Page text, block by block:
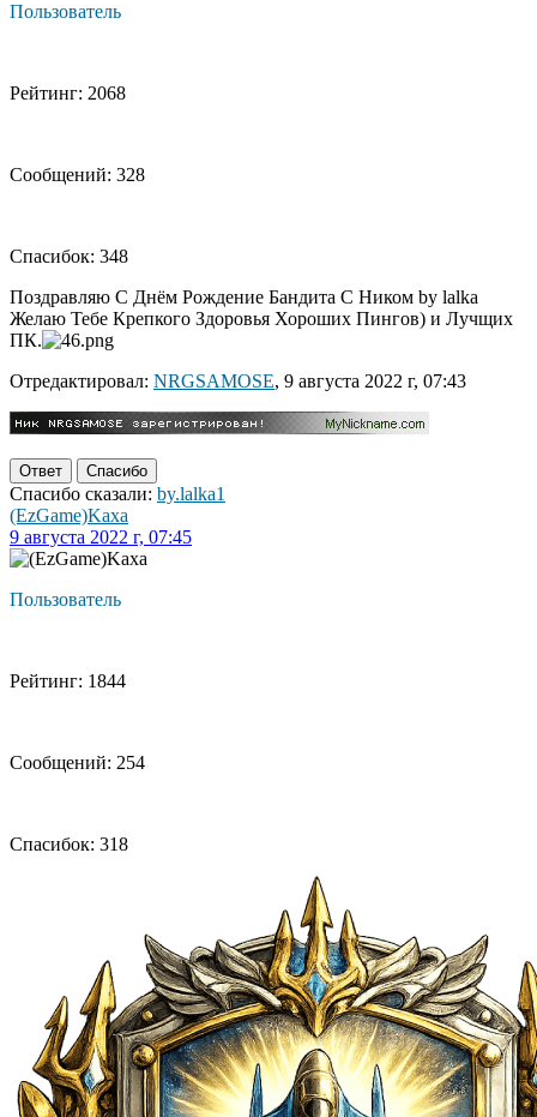
Пользователь
Рейтинг: 2068
Сообщений: 328
Спасибок: 348
Поздравляю С Днём Рождение Бандита С Ником by lalka
Желаю Тебе Крепкого Здоровья Хороших Пингов) и Лучщих
ПК.
Отредактировал: NRGSAMOSE, 9 августа 2022 г, 07:43
Ответ Спасибо
Спасибо сказали: by.lalka1
(EzGame)Kaxa
9 августа 2022 г, 07:45
Пользователь
Рейтинг: 1844
Сообщений: 254
Спасибок: 318